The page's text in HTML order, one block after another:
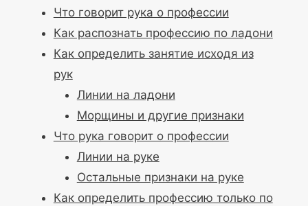
Что говорит рука о профессии
Как распознать профессию по ладони
Как определить занятие исходя из
рук
Линии на ладони
Морщины и другие признаки
Что рука говорит о профессии
Линии на руке
Остальные признаки на руке
Как определить профессию только по